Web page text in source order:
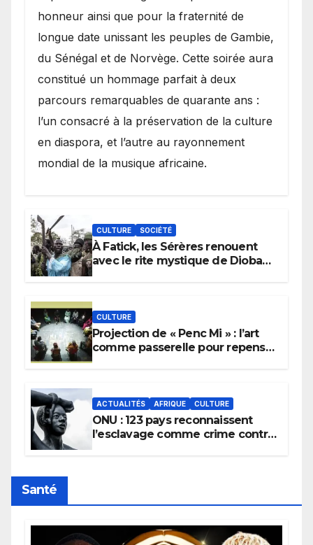
honneur ainsi que pour la fraternité de
longue date unissant les peuples de Gambie,
du Sénégal et de Norvège. Cette soirée aura
constitué un hommage parfait à deux
parcours remarquables de quarante ans :
l’un consacré à la préservation de la culture
en diaspora, et l’autre au rayonnement
mondial de la musique africaine.
CULTURE SOCIÉTÉ
À Fatick, les Sérères renouent
avec le rite mystique de Diobaye
CULTURE
Projection de « Penc Mi » : l’art
comme passerelle pour repenser
ACTUALITÉS AFRIQUE CULTURE
ONU : 123 pays reconnaissent
l’esclavage comme crime contre
Santé